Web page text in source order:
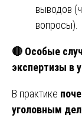
выводов
вопросы).
🔴 Особые
экспертизы в
В практике
уголовным